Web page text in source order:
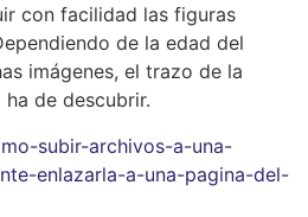
con facilidad las figuras
de la edad del
imágenes, el trazo de la
de descubrir.
subir-archivos-a-una-
enlazarla-a-una-pagina-del-